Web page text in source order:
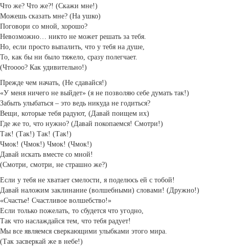
Что же? Что же?! (Скажи мне!)
Можешь сказать мне? (На ушко)
Поговори со мной, хорошо?
Невозможно… никто не может решать за тебя.
Но, если просто выпалить, что у тебя на душе,
То, как бы ни было тяжело, сразу полегчает.
(Чтоооо? Как удивительно!)
Прежде чем начать, (Не сдавайся!)
«У меня ничего не выйдет» (я не позволяю себе думать так!)
Забыть улыбаться – это ведь никуда не годиться?
Вещи, которые тебя радуют, (Давай поищем их)
Где же то, что нужно? (Давай покопаемся! Смотри!)
Так! (Так!) Так! (Так!)
Чмок! (Чмок!) Чмок! (Чмок!)
Давай искать вместе со мной!
(Смотри, смотри, не страшно же?)
Если у тебя не хватает смелости, я поделюсь ей с тобой!
Давай наложим заклинание (волшебными) словами! (Дружно!)
«Счастье! Счастливое волшебство!»
Если только пожелать, то сбудется что угодно,
Так что наслаждайся тем, что тебя радует!
Мы все являемся сверкающими улыбками этого мира.
(Так засверкай же в небе!)